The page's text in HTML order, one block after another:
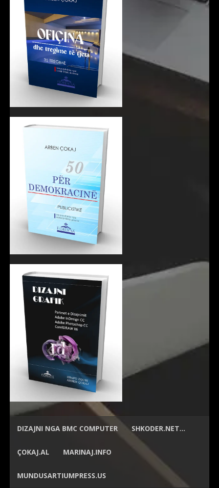
DIZAJNI NGA BMC COMPUTER SHKODER.NET…
ÇOKAJ.AL MARINAJ.INFO
MUNDUSARTIUMPRESS.US